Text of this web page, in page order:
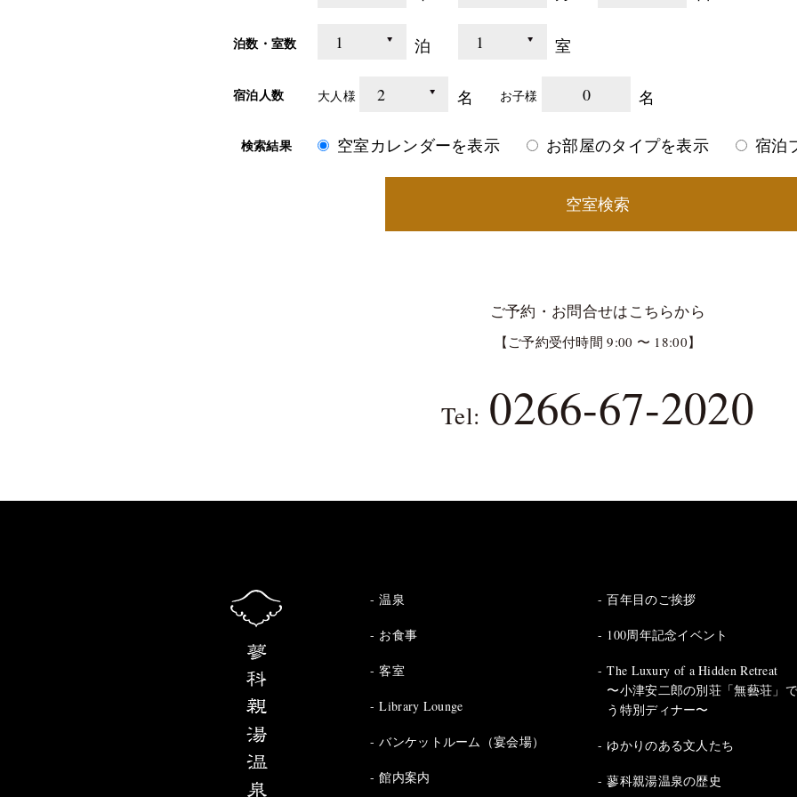
泊数・室数 泊 室
宿泊人数 大人様 名 お子様 0 名
検索結果 空室カレンダーを表示 お部屋のタイプを表示 宿泊
空室検索
ご予約・お問合せはこちらから
【ご予約受付時間 9:00 〜 18:00】
Tel: 0266-67-2020
温泉
お食事
客室
Library Lounge
バンケットルーム（宴会場）
館内案内
百年目のご挨拶
100周年記念イベント
The Luxury of a Hidden Retreat
〜小津安二郎の別荘「無藝荘」
う特別ディナー〜
ゆかりのある文人たち
蓼科親湯温泉の歴史